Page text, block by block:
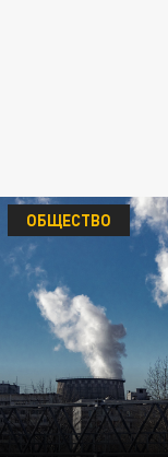
ОБЩЕСТВО